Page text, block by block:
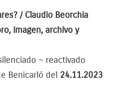
/ Claudio Beorchia
imagen, archivo y
~ reactivado
Benicarló del 24.11.2023